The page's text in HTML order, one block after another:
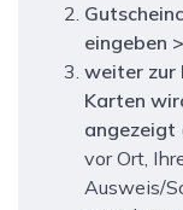
eingeben
weiter zur
Karten
angezeigt
vor Ort,
Ausweis/